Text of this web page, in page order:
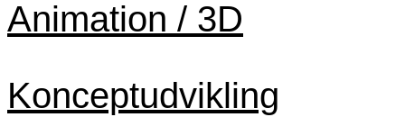
Animation / 3D
Konceptudvikling